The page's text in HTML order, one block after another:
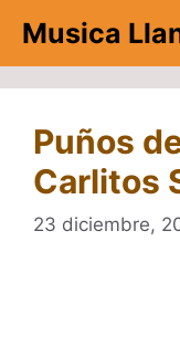
contenido
Musica
Puños
Carlitos
23 diciembre,